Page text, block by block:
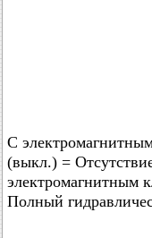
С
(выкл.) =
электромагнитным
Полный